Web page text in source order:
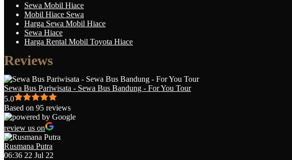
Sewa Mobil Hiace
Mobil Hiace Sewa
Harga Sewa Mobil Hiace
Sewa Hiace
Harga Rental Mobil Toyota Hiace
Reviews
Sewa Bus Pariwisata - Sewa Bus Bandung - For You Tour
5.0
Based on 95 reviews
review us on
Rusmana Putra
06:36 22 Jul 22